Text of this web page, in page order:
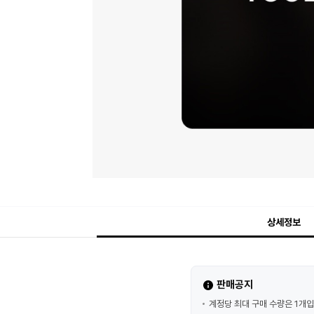
상세정보
판매공지
계정당 최대 구매 수량은 1개